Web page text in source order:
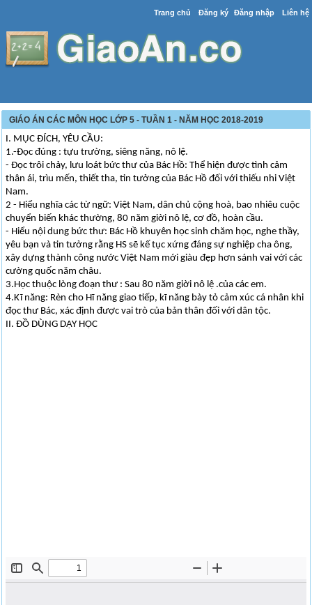
Trang chủ Đăng ký Đăng nhập Liên hệ
GIÁO ÁN CÁC MÔN HỌC LỚP 5 - TUẦN 1 - NĂM HỌC 2018-2019
I. MỤC ĐÍCH, YÊU CẦU:
1.-Đọc đúng : tựu trường, siêng năng, nô lệ.
- Đọc trôi chảy, lưu loát bức thư của Bác Hồ: Thể hiện được tình cảm
thân ái, trìu mến, thiết tha, tin tưởng của Bác Hồ đối với thiếu nhi Việt
Nam.
2 - Hiểu nghĩa các từ ngữ: Việt Nam, dân chủ cộng hoà, bao nhiêu cuộc
chuyển biến khác thường, 80 năm giời nô lệ, cơ đồ, hoàn cầu.
- Hiểu nội dung bức thư: Bác Hồ khuyên học sinh chăm học, nghe thầy,
yêu bạn và tin tưởng rằng HS sẽ kế tục xứng đáng sự nghiệp cha ông,
xây dựng thành công nước Việt Nam mới giàu đẹp hơn sánh vai với các
cường quốc năm châu.
3.Học thuộc lòng đoạn thư : Sau 80 năm giời nô lệ .của các em.
4.Kĩ năng: Rèn cho Hĩ năng giao tiếp, kĩ năng bày tỏ cảm xúc cá nhân khi
đọc thư Bác, xác định được vai trò của bản thân đối với dân tộc.
II. ĐỒ DÙNG DẠY HỌC